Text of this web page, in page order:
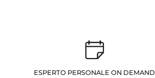
ESPERTO PERSONALE ON DEMAND